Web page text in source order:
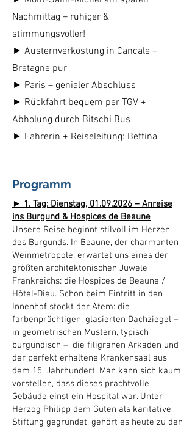
Nachmittag – ruhiger &
stimmungsvoller!
► Austernverkostung in Cancale –
Bretagne pur
► Paris – genialer Abschluss
► Rückfahrt bequem per TGV +
Abholung durch Bitschi Bus
► Fahrerin + Reiseleitung: Bettina
Programm
► 1. Tag: Dienstag, 01.09.2026 – Anreise
ins Burgund & Hospices de Beaune
Unsere Reise beginnt stilvoll im Herzen
des Burgunds. In Beaune, der charmanten
Weinmetropole, erwartet uns eines der
größten architektonischen Juwele
Frankreichs: die Hospices de Beaune /
Hôtel-Dieu. Schon beim Eintritt in den
Innenhof stockt der Atem: die
farbenprächtigen, glasierten Dachziegel –
in geometrischen Mustern, typisch
burgundisch –, die filigranen Arkaden und
der perfekt erhaltene Krankensaal aus
dem 15. Jahrhundert. Man kann sich kaum
vorstellen, dass dieses prachtvolle
Gebäude einst ein Hospital war. Unter
Herzog Philipp dem Guten als karitative
Stiftung gegründet, gehört es heute zu den